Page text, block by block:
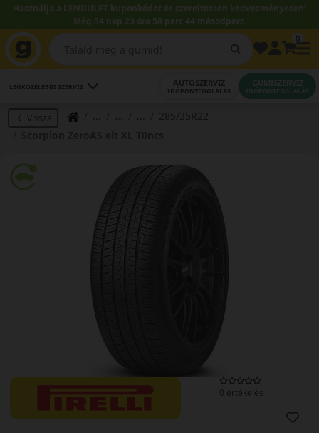
Használja a LENDÜLET kuponkódot és szereltessen kedvezményesen!
Még 54 nap 23 óra 58 perc 43 másodperc.
LEGKÖZELEBBI SZERVIZ AUTÓSZERVIZ
IDŐPONTFOGLALÁS
GUMISZERVIZ
IDŐPONTFOGLALÁS
Vissza
285/35R22
0 értékelés